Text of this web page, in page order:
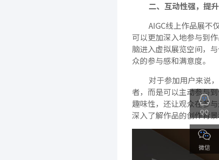
二、互动性强，提
AIGC线上作品展不
可以更加深入地参与到
脑进入虚拟展览空间，
众的参与感和满意度。
对于参加用户来说
者，而是可以主动参与
趣味性，还让观众在参
深入了解作品的创作背
QQ
微信